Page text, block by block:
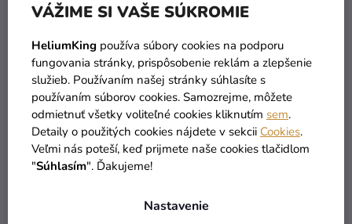
VÁŽIME SI VAŠE SÚKROMIE
HeliumKing používa súbory cookies na podporu
fungovania stránky, prispôsobenie reklám a zlepšenie
služieb. Používaním našej stránky súhlasíte s
používaním súborov cookies. Samozrejme, môžete
odmietnuť všetky voliteľné cookies kliknutím sem.
Detaily o použitých cookies nájdete v sekcii Cookies.
Veľmi nás poteší, keď prijmete naše cookies tlačidlom
"Súhlasím". Ďakujeme!
Nastavenie
Dámska mikina - Bride korunka